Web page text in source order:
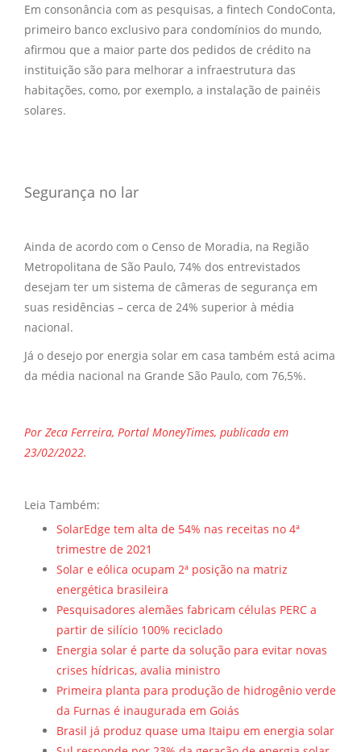
Em consonância com as pesquisas, a fintech CondoConta,
primeiro banco exclusivo para condomínios do mundo,
afirmou que a maior parte dos pedidos de crédito na
instituição são para melhorar a infraestrutura das
habitações, como, por exemplo, a instalação de painéis
solares.
Segurança no lar
Ainda de acordo com o Censo de Moradia, na Região
Metropolitana de São Paulo, 74% dos entrevistados
desejam ter um sistema de câmeras de segurança em
suas residências – cerca de 24% superior à média
nacional.
Já o desejo por energia solar em casa também está acima
da média nacional na Grande São Paulo, com 76,5%.
Por Zeca Ferreira, Portal MoneyTimes, publicada em
23/02/2022.
Leia Também:
SolarEdge tem alta de 54% nas receitas no 4ª
trimestre de 2021
Solar e eólica ocupam 2ª posição na matriz
energética brasileira
Pesquisadores alemães fabricam células PERC a
partir de silício 100% reciclado
Energia solar é parte da solução para evitar novas
crises hídricas, avalia ministro
Primeira planta para produção de hidrogênio verde
da Furnas é inaugurada em Goiás
Brasil já produz quase uma Itaipu em energia solar